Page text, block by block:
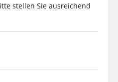
stellen Sie ausreichend